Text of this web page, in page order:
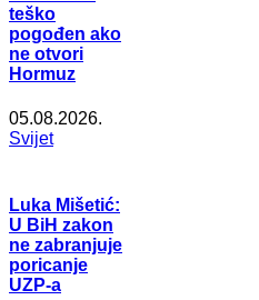
teško
pogođen ako
ne otvori
Hormuz
05.08.2026.
Svijet
Luka Mišetić:
U BiH zakon
ne zabranjuje
poricanje
UZP-a